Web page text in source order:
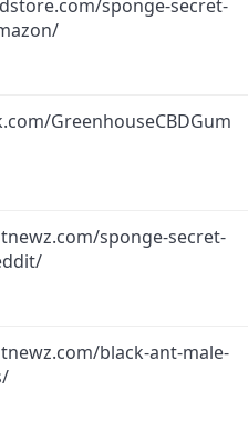
sponge-secret-
GreenhouseCBDGum
sponge-secret-
black-ant-male-